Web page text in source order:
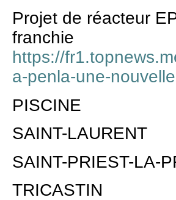
Projet de réacteur
franchie
https://
a-penla-une-
PISCINE
SAINT-LAURENT
SAINT-PRIEST-LA-
TRICASTIN